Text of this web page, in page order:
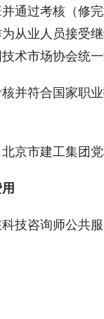
并通过考核（修
从业人员接受
术市场协会统
核并符合国家职
北京市建工集团
科技咨询师公